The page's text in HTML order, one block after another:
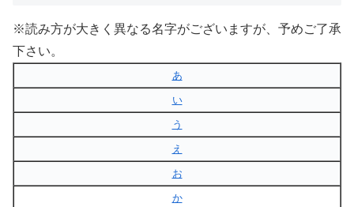
※読み方が大きく異なる名字がございますが、予めご了承
下さい。
あ
い
う
え
お
か